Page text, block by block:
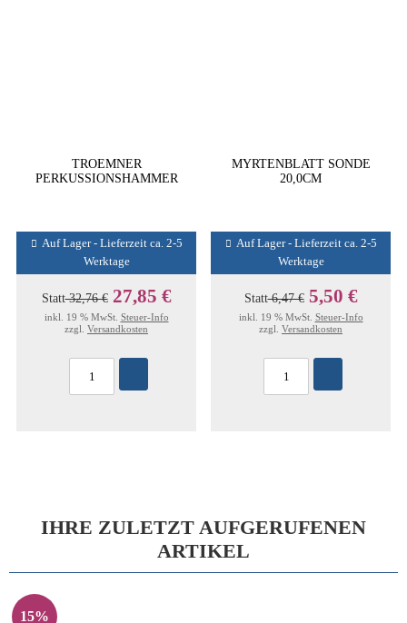
TROEMNER
PERKUSSIONSHAMMER
Auf Lager - Lieferzeit ca. 2-5
Werktage
Statt32,76 € 27,85 €
inkl. 19 % MwSt. Steuer-Info
zzgl. Versandkosten
MYRTENBLATT SONDE
20,0CM
Auf Lager - Lieferzeit ca. 2-5
Werktage
Statt6,47 € 5,50 €
inkl. 19 % MwSt. Steuer-Info
zzgl. Versandkosten
IHRE ZULETZT AUFGERUFENEN
ARTIKEL
15%